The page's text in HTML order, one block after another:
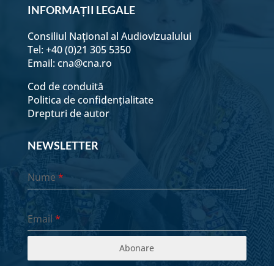
INFORMAȚII LEGALE
Consiliul Naţional al Audiovizualului
Tel: +40 (0)21 305 5350
Email: cna@cna.ro
Cod de conduită
Politica de confidențialitate
Drepturi de autor
NEWSLETTER
Nume*
Email *
Abonare